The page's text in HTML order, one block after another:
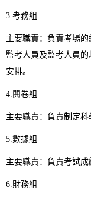
3.考務組
主要職責：負責考場
監考人員及監考人員
安排。
4.閱卷組
主要職責：負責制定科
5.數據組
主要職責：負責考試成
6.財務組